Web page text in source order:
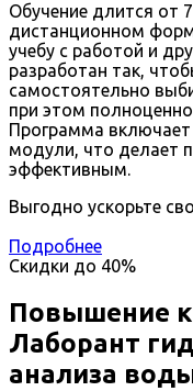
Обучение длится от
дистанционном
учебу с работой и
разработан так,
самостоятельно
при этом
Программа включает
модули, что делает
эффективным.
Выгодно ускорьте
Подробнее
Скидки до 40%
Повышение
Лаборант
анализа